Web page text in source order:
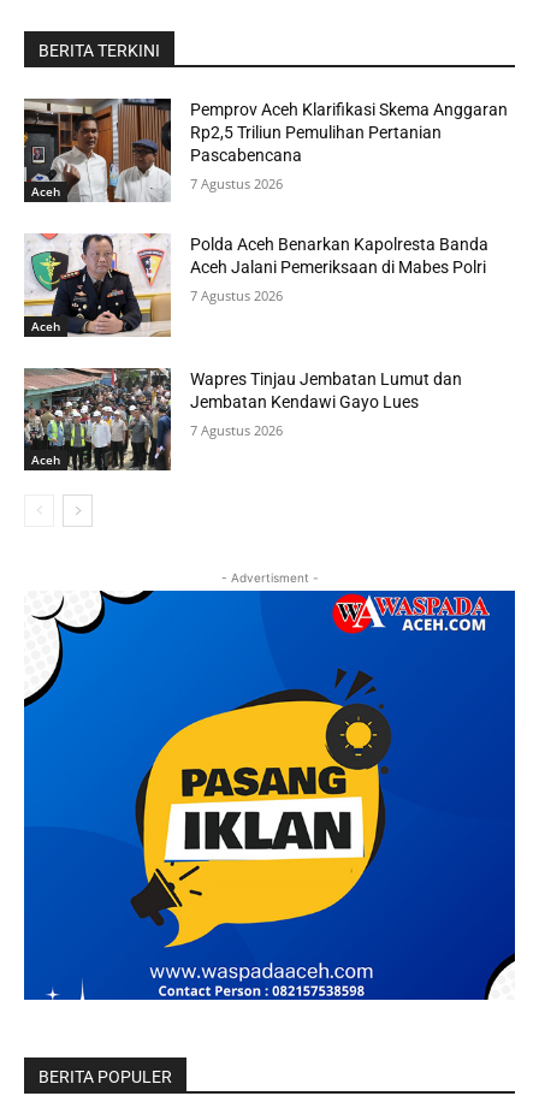
BERITA TERKINI
Aceh
Pemprov Aceh Klarifikasi Skema Anggaran
Rp2,5 Triliun Pemulihan Pertanian
Pascabencana
7 Agustus 2026
Aceh
Polda Aceh Benarkan Kapolresta Banda
Aceh Jalani Pemeriksaan di Mabes Polri
7 Agustus 2026
Aceh
Wapres Tinjau Jembatan Lumut dan
Jembatan Kendawi Gayo Lues
7 Agustus 2026
- Advertisment -
BERITA POPULER